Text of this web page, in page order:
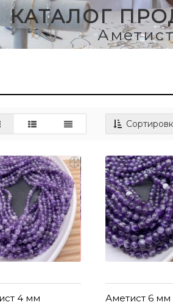
КАТАЛОГ
4 мм Аметист 6 мм